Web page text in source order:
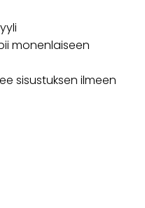
monenlaiseen
sisustuksen ilmeen